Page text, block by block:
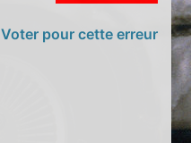
Voter pour cette erreur